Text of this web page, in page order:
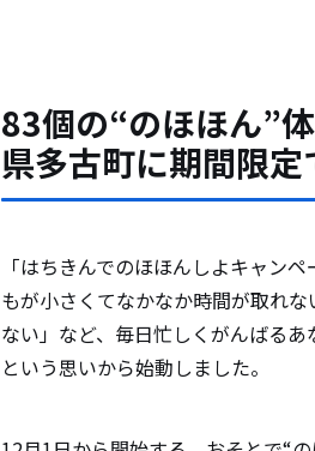
新CM概要
はちみつきんかんのど
はちみつきんかんのど飴（
はちみつきんかんのど飴
はちみつきんかんのど飴（
83個の“のほほん”
県多古町に期間限定
「はちきんでのほほんしよキャン
もが小さくてなかなか時間が取れ
ない」など、毎日忙しくがんばる
という思いから始動しました。